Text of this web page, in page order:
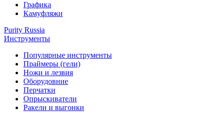
Графика
Камуфляжи
Purity Russia
Инструменты
Популярные инструменты
Праймеры (гели)
Ножи и лезвия
Оборудовние
Перчатки
Опрыскиватели
Ракели и выгонки